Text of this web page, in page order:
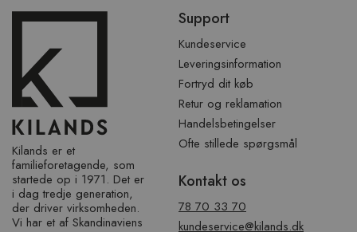
over
Kilands er et
familieforetagende, som
startede op i 1971. Det er
i dag tredje generation,
der driver virksomheden.
Vi har et af ​​Skandinaviens
Support
Kundeservice
Leveringsinformation
Fortryd dit køb
Retur og reklamation
Handelsbetingelser
Ofte stillede spørgsmål
Kontakt os
78 70 33 70
kundeservice@kilands.dk